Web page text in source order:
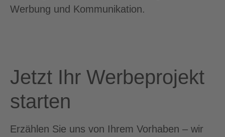
Werbung und Kommunikation.
Jetzt Ihr Werbeprojekt
starten
Erzählen Sie uns von Ihrem Vorhaben – wir